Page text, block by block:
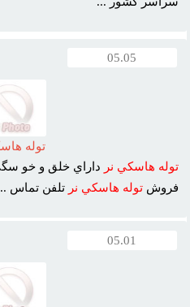
05.05
توله
توله هاسکي نر داراي خلق و خو
فروشتوله هاسکي نر تلفن تماس
05.01